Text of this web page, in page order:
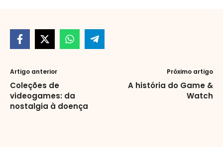
Artigo anterior
Coleções de
videogames: da
nostalgia à doença
Próximo artigo
A história do Game &
Watch